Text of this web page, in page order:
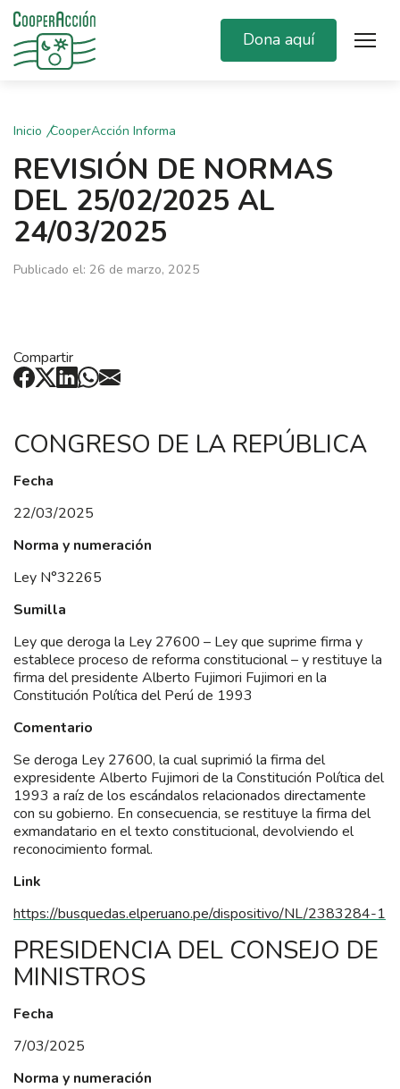
Dona aquí
Inicio CooperAcción Informa
REVISIÓN DE NORMAS
DEL 25/02/2025 AL
24/03/2025
Publicado el: 26 de marzo, 2025
Compartir
CONGRESO DE LA REPÚBLICA
Fecha
22/03/2025
Norma y numeración
Ley N°32265
Sumilla
Ley que deroga la Ley 27600 – Ley que suprime firma y
establece proceso de reforma constitucional – y restituye la
firma del presidente Alberto Fujimori Fujimori en la
Constitución Política del Perú de 1993
Comentario
Se deroga Ley 27600, la cual suprimió la firma del
expresidente Alberto Fujimori de la Constitución Política del
1993 a raíz de los escándalos relacionados directamente
con su gobierno. En consecuencia, se restituye la firma del
exmandatario en el texto constitucional, devolviendo el
reconocimiento formal.
Link
https://busquedas.elperuano.pe/dispositivo/NL/2383284-1
PRESIDENCIA DEL CONSEJO DE
MINISTROS
Fecha
7/03/2025
Norma y numeración